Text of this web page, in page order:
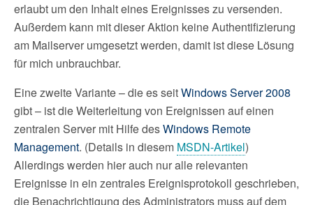
erlaubt um den Inhalt eines Ereignisses zu versenden.
Außerdem kann mit dieser Aktion keine Authentifizierung
am Mailserver umgesetzt werden, damit ist diese Lösung
für mich unbrauchbar.
Eine zweite Variante – die es seitWindows Server 2008
gibt – ist die Weiterleitung von Ereignissen auf einen
zentralen Server mit Hilfe desWindows Remote
Management. (Details in diesem MSDN-Artikel)
Allerdings werden hier auch nur alle relevanten
Ereignisse in ein zentrales Ereignisprotokoll geschrieben,
die Benachrichtigung des Administrators muss auf dem